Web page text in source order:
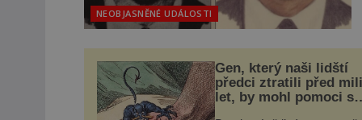
NEOBJASNĚNÉ UDÁLOSTI
Gen, který naši lidští
předci ztratili před
let, by mohl pomoci s